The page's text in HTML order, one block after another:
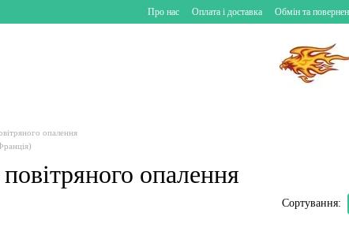
Про нас Оплата і доставка Обмін та
опалення
опалення
Сортування: